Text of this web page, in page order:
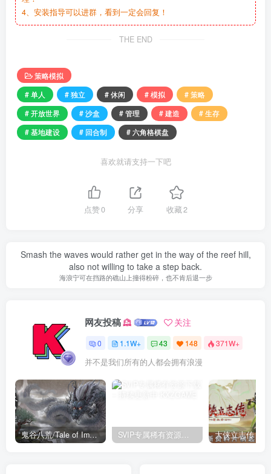
4、安装指导可以进群，看到一定会回复！
THE END
策略模拟
# 单人
# 独立 # 休闲 # 模拟
# 策略
# 开放世界
# 沙盒 # 管理 # 建造
# 生存
# 基地建设
# 回合制 # 六角格棋盘
喜欢就请支持一下吧
点赞0 分享 收藏2
Smash the waves would rather get in the way of the reef hill,
also not willing to take a step back.
海浪宁可在挡路的礁山上撞得粉碎，也不肯后退一步
网友投稿 关注
0 1.1W+ 43 148 371W+
并不是我们所有的人都会拥有浪漫
鬼谷八荒/Tale of Immortal v1.2.105.259|角色扮演|容量27.4GB|免安装绿色中文版 SVIP专属稀有资源下载 – 持续更新中